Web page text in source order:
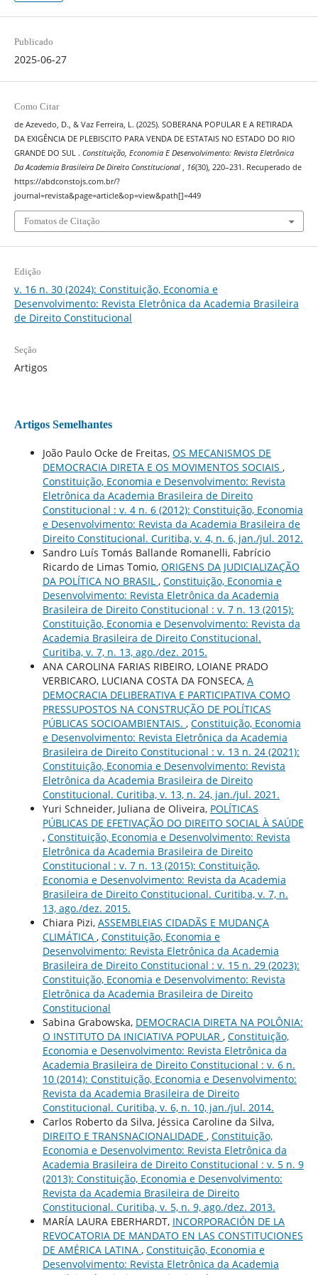
Publicado
2025-06-27
Como Citar
de Azevedo, D., & Vaz Ferreira, L. (2025). SOBERANA POPULAR E A RETIRADA
DA EXIGÊNCIA DE PLEBISCITO PARA VENDA DE ESTATAIS NO ESTADO DO RIO
GRANDE DO SUL . Constituição, Economia E Desenvolvimento: Revista Eletrônica
Da Academia Brasileira De Direito Constitucional , 16(30), 220–231. Recuperado de
https://abdconstojs.com.br/?
journal=revista&page=article&op=view&path[]=449
Fomatos de Citação
Edição
v. 16 n. 30 (2024): Constituição, Economia e
Desenvolvimento: Revista Eletrônica da Academia Brasileira
de Direito Constitucional
Seção
Artigos
Artigos Semelhantes
João Paulo Ocke de Freitas, OS MECANISMOS DE
DEMOCRACIA DIRETA E OS MOVIMENTOS SOCIAIS ,
Constituição, Economia e Desenvolvimento: Revista
Eletrônica da Academia Brasileira de Direito
Constitucional : v. 4 n. 6 (2012): Constituição, Economia
e Desenvolvimento: Revista da Academia Brasileira de
Direito Constitucional. Curitiba, v. 4, n. 6, jan./jul. 2012.
Sandro Luís Tomás Ballande Romanelli, Fabrício
Ricardo de Limas Tomio, ORIGENS DA JUDICIALIZAÇÃO
DA POLÍTICA NO BRASIL , Constituição, Economia e
Desenvolvimento: Revista Eletrônica da Academia
Brasileira de Direito Constitucional : v. 7 n. 13 (2015):
Constituição, Economia e Desenvolvimento: Revista da
Academia Brasileira de Direito Constitucional.
Curitiba, v. 7, n. 13, ago./dez. 2015.
ANA CAROLINA FARIAS RIBEIRO, LOIANE PRADO
VERBICARO, LUCIANA COSTA DA FONSECA, A
DEMOCRACIA DELIBERATIVA E PARTICIPATIVA COMO
PRESSUPOSTOS NA CONSTRUÇÃO DE POLÍTICAS
PÚBLICAS SOCIOAMBIENTAIS. , Constituição, Economia
e Desenvolvimento: Revista Eletrônica da Academia
Brasileira de Direito Constitucional : v. 13 n. 24 (2021):
Constituição, Economia e Desenvolvimento: Revista
Eletrônica da Academia Brasileira de Direito
Constitucional. Curitiba, v. 13, n. 24, jan./jul. 2021.
Yuri Schneider, Juliana de Oliveira, POLÍTICAS
PÚBLICAS DE EFETIVAÇÃO DO DIREITO SOCIAL À SAÚDE
, Constituição, Economia e Desenvolvimento: Revista
Eletrônica da Academia Brasileira de Direito
Constitucional : v. 7 n. 13 (2015): Constituição,
Economia e Desenvolvimento: Revista da Academia
Brasileira de Direito Constitucional. Curitiba, v. 7, n.
13, ago./dez. 2015.
Chiara Pizi, ASSEMBLEIAS CIDADÃS E MUDANÇA
CLIMÁTICA , Constituição, Economia e
Desenvolvimento: Revista Eletrônica da Academia
Brasileira de Direito Constitucional : v. 15 n. 29 (2023):
Constituição, Economia e Desenvolvimento: Revista
Eletrônica da Academia Brasileira de Direito
Constitucional
Sabina Grabowska, DEMOCRACIA DIRETA NA POLÔNIA:
O INSTITUTO DA INICIATIVA POPULAR , Constituição,
Economia e Desenvolvimento: Revista Eletrônica da
Academia Brasileira de Direito Constitucional : v. 6 n.
10 (2014): Constituição, Economia e Desenvolvimento:
Revista da Academia Brasileira de Direito
Constitucional. Curitiba, v. 6, n. 10, jan./jul. 2014.
Carlos Roberto da Silva, Jéssica Caroline da Silva,
DIREITO E TRANSNACIONALIDADE , Constituição,
Economia e Desenvolvimento: Revista Eletrônica da
Academia Brasileira de Direito Constitucional : v. 5 n. 9
(2013): Constituição, Economia e Desenvolvimento:
Revista da Academia Brasileira de Direito
Constitucional. Curitiba, v. 5, n. 9, ago./dez. 2013.
MARÍA LAURA EBERHARDT, INCORPORACIÓN DE LA
REVOCATORIA DE MANDATO EN LAS CONSTITUCIONES
DE AMÉRICA LATINA , Constituição, Economia e
Desenvolvimento: Revista Eletrônica da Academia